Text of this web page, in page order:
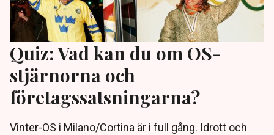
Quiz: Vad kan du om OS-
stjärnorna och
företagssatsningarna?
Vinter-OS i Milano/Cortina är i full gång. Idrott och